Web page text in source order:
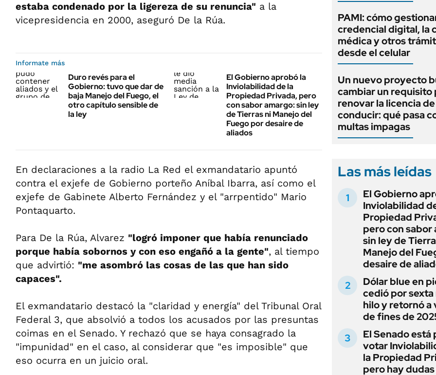
estaba condenado por la ligereza de su renuncia" a la
vicepresidencia en 2000, aseguró De la Rúa.
Informate más
Duro revés para el
Gobierno: tuvo que dar de
baja Manejo del Fuego, el
otro capítulo sensible de
la ley
El Gobierno aprobó la
Inviolabilidad de la
Propiedad Privada, pero
con sabor amargo: sin ley
de Tierras ni Manejo del
Fuego por desaire de
aliados
En declaraciones a la radio La Red el exmandatario apuntó
contra el exjefe de Gobierno porteño Aníbal Ibarra, así como el
exjefe de Gabinete Alberto Fernández y el "arrpentido" Mario
Pontaquarto.
Para De la Rúa, Alvarez "logró imponer que había renunciado
porque había sobornos y con eso engañó a la gente", al tiempo
que advirtió: "me asombró las cosas de las que han sido
capaces".
El exmandatario destacó la "claridad y energía" del Tribunal Oral
Federal 3, que absolvió a todos los acusados por las presuntas
coimas en el Senado. Y rechazó que se haya consagrado la
"impunidad" en el caso, al considerar que "es imposible" que
eso ocurra en un juicio oral.
PAMI: cómo
credencial digital, la
médica y otros
desde el celular
Un nuevo proyecto
cambiar un requisito
renovar la licencia de
conducir: qué pasa
multas impagas
Las más leídas
El Gobierno
Inviolabilidad
Propiedad
pero con sabor
sin ley de
Manejo del
desaire de
Dólar blue en
cedió por sexta
hilo y retornó a
de fines de
El Senado está
votar
la Propiedad
pero hay